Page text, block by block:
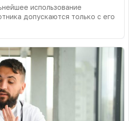
использование
допускаются только с его